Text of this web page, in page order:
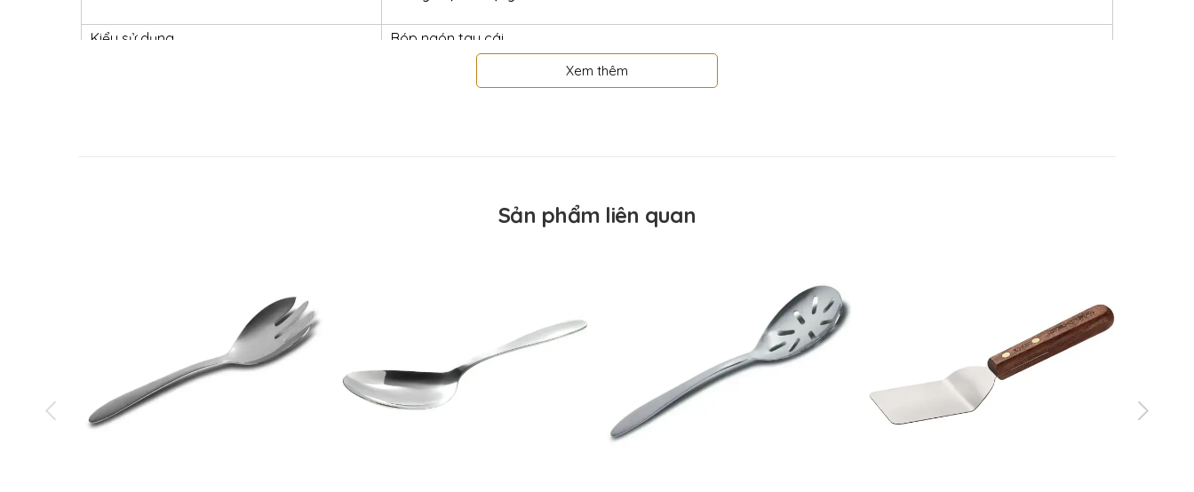
Kiểu sử dụng
Bóp ngón tay cái
Heavy Duty (thường xuyên, liên tục với khối lượng cần phục vụ lớn)
Xem thêm
Sản phẩm liên quan